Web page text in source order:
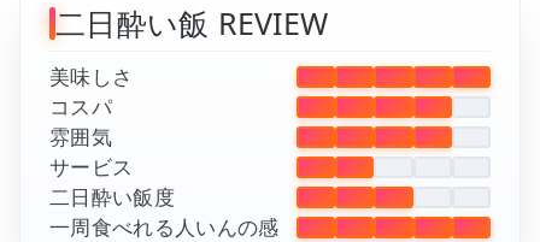
二日酔い飯 REVIEW
美味しさ
コスパ
雰囲気
サービス
二日酔い飯度
一周食べれる人いんの感